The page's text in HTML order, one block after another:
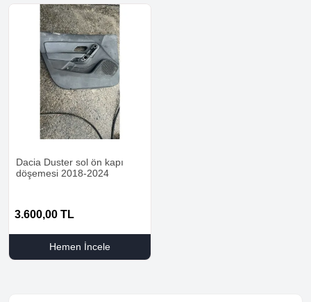
Dacia Duster sol ön kapı
döşemesi 2018-2024
3.600,00 TL
Hemen İncele